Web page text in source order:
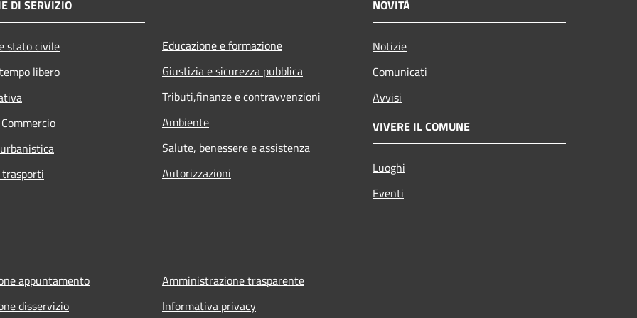
DI SERVIZIO
stato civile
libero
Educazione e formazione
Giustizia e sicurezza pubblica
Tributi,finanze e contravvenzioni
Ambiente
Salute, benessere e assistenza
Autorizzazioni
NOVITÀ
Notizie
Comunicati
Avvisi
VIVERE IL COMUNE
Luoghi
Eventi
appuntamento
disservizio
Amministrazione trasparente
Informativa privacy